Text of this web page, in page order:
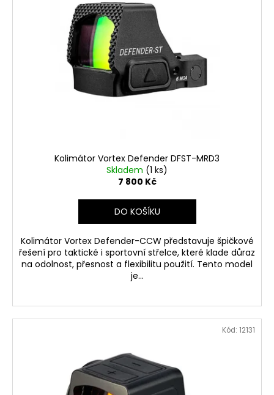
Kolimátor Vortex Defender DFST-MRD3
Skladem (1 ks)
7 800 Kč
DO KOŠÍKU
Kolimátor Vortex Defender-CCW představuje špičkové
řešení pro taktické i sportovní střelce, které klade důraz
na odolnost, přesnost a flexibilitu použití. Tento model
je...
Kód: 12131